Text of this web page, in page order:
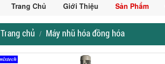
Trang Chủ Giới Thiệu Sản Phẩm
Trang chủ Máy nhũ hóa đồng hóa